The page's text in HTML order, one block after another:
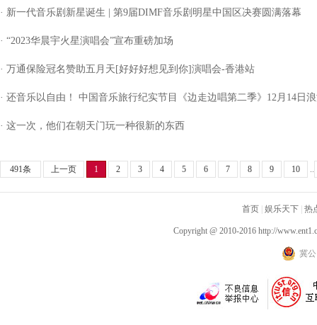
· 新一代音乐剧新星诞生 | 第9届DIMF音乐剧明星中国区决赛圆满落幕
· “2023华晨宇火星演唱会”宣布重磅加场
· 万通保险冠名赞助五月天[好好好想见到你]演唱会-香港站
· 还音乐以自由！ 中国音乐旅行纪实节目《边走边唱第二季》12月14日
· 这一次，他们在朝天门玩一种很新的东西
491条 上一页 1 2 3 4 5 6 7 8 9 10 ..
首页 娱乐天下 热
Copyright @ 2010-2016 http://
冀公